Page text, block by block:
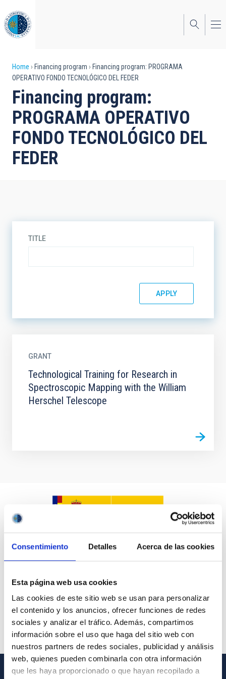
Consentimiento Detalles Acerca de las cookies
Esta página web usa cookies
Las cookies de este sitio web se usan para personalizar
el contenido y los anuncios, ofrecer funciones de redes
sociales y analizar el tráfico. Además, compartimos
información sobre el uso que haga del sitio web con
nuestros partners de redes sociales, publicidad y análisis
web, quienes pueden combinarla con otra información
que les haya proporcionado o que hayan recopilado a
to
main
content
Breadcrumb
Home Financing program
Financing program: PROGRAMA
OPERATIVO FONDO TECNOLÓGICO DEL FEDER
Financing program:
PROGRAMA OPERATIVO
FONDO TECNOLÓGICO DEL
FEDER
TITLE
GRANT
Technological Training for Research in
Spectroscopic Mapping with the William
Herschel Telescope